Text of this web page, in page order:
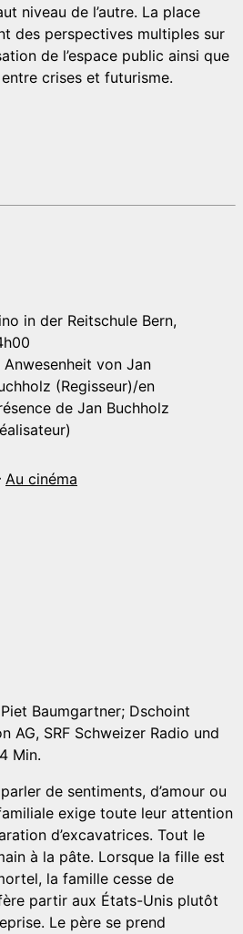
niveau de l’autre. La place
des perspectives multiples sur
de l’espace public ainsi que
entre crises et futurisme.
in der Reitschule Bern,
Anwesenheit von Jan
(Regisseur)/en
de Jan Buchholz
Au cinéma
Baumgartner; Dschoint
AG, SRF Schweizer Radio und
Min.
de sentiments, d’amour ou
exige toute leur attention
d’excavatrices. Tout le
à la pâte. Lorsque la fille est
la famille cesse de
partir aux États-Unis plutôt
Le père se prend